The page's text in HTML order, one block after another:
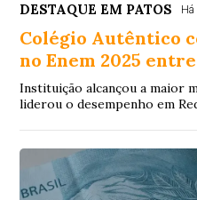
DESTAQUE EM PATOS Há
Colégio Autêntico
no Enem 2025
Instituição alcançou a maior
liderou o desempenho em